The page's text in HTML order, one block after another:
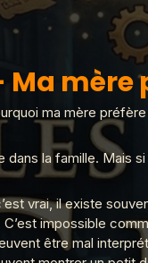
du Graal Graal 139
du Graal Graal 99 -
du Graal Graal 98 -
du Graal Graal 97 -
Ma
ma mère
dans la famille. Mais
vrai, il existe
C’est impossible
être mal